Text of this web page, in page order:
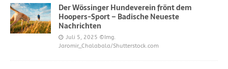
Der Wössinger Hundeverein frönt dem
Hoopers-Sport – Badische Neueste
Nachrichten
Juli 5, 2025 ©Img.
Jaromir_Chalabala/Shutterstock.com